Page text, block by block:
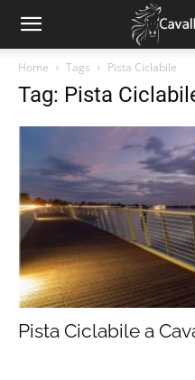
Home Tags Pista Ciclabile
Tag: Pista
Pista Ciclabile a